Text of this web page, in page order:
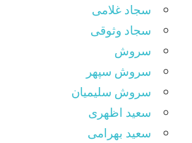
سجاد غلامی
سجاد وثوقى
سروش
سروش سپهر
سروش سلیمیان
سعید اظهری
سعید بهرامی